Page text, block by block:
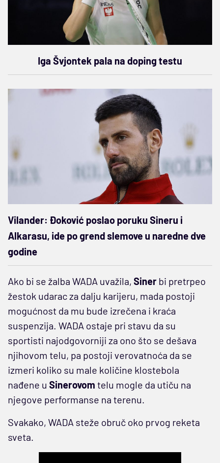
Iga Švjontek pala na doping testu
Vilander: Đoković poslao poruku Sineru i
Alkarasu, ide po grend slemove u naredne dve
godine
Ako bi se žalba WADA uvažila, Siner bi pretrpeo
žestok udarac za dalju karijeru, mada postoji
mogućnost da mu bude izrečena i kraća
suspenzija. WADA ostaje pri stavu da su
sportisti najodgovorniji za ono što se dešava
njihovom telu, pa postoji verovatnoća da se
izmeri koliko su male količine klostebola
nađene u Sinerovom telu mogle da utiču na
njegove performanse na terenu.
Svakako, WADA steže obruč oko prvog reketa
sveta.